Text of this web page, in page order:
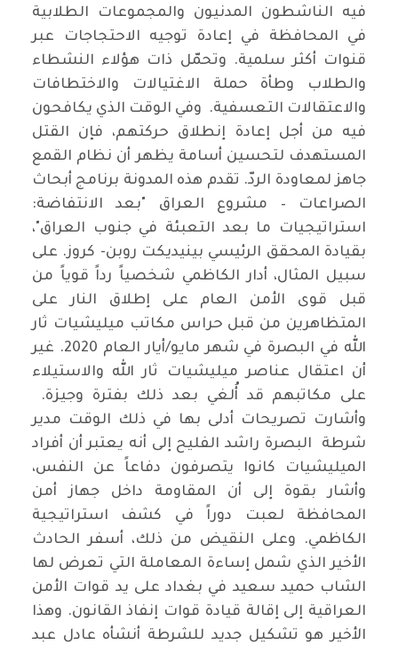
فيه الناشطون المدنيون والمجموعات الطلابية
في المحافظة في إعادة توجيه الاحتجاجات عبر
قنوات أكثر سلمية. وتحمّل ذات هؤلاء النشطاء
والطلاب وطأة حملة الاغتيالات والاختطافات
والاعتقالات التعسفية. وفي الوقت الذي يكافحون
فيه من أجل إعادة إنطلاق حركتهم، فإن القتل
المستهدف لتحسين أسامة يظهر أن نظام القمع
جاهز لمعاودة الردّ. تقدم هذه المدونة برنامج أبحاث
الصراعات – مشروع العراق "بعد الانتفاضة:
استراتيجيات ما بعد التعبئة في جنوب العراق"،
بقيادة المحقق الرئيسي بينيديكت روبن- كروز. على
سبيل المثال، أدار الكاظمي شخصياً رداً قوياً من
قبل قوى الأمن العام على إطلاق النار على
المتظاهرين من قبل حراس مكاتب ميليشيات ثار
الله في البصرة في شهر مايو/أيار العام 2020. غير
أن اعتقال عناصر ميليشيات ثار الله والاستيلاء
على مكاتبهم قد أُلغي بعد ذلك بفترة وجيزة.
وأشارت تصريحات أدلى بها في ذلك الوقت مدير
شرطة البصرة راشد الفليح إلى أنه يعتبر أن أفراد
الميليشيات كانوا يتصرفون دفاعاً عن النفس،
وأشار بقوة إلى أن المقاومة داخل جهاز أمن
المحافظة لعبت دوراً في كشف استراتيجية
الكاظمي. وعلى النقيض من ذلك، أسفر الحادث
الأخير الذي شمل إساءة المعاملة التي تعرض لها
الشاب حميد سعيد في بغداد على يد قوات الأمن
العراقية إلى إقالة قيادة قوات إنفاذ القانون. وهذا
الأخير هو تشكيل جديد للشرطة أنشأه عادل عبد